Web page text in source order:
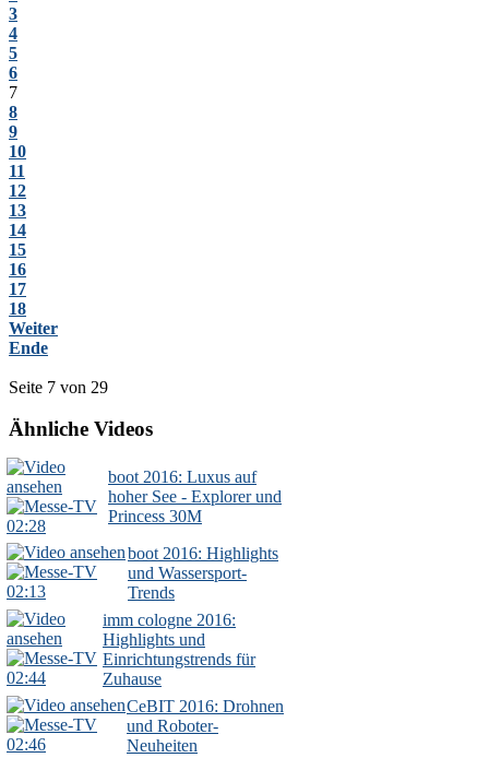
3
4
5
6
7
8
9
10
11
12
13
14
15
16
17
18
Weiter
Ende
Seite 7 von 29
Ähnliche Videos
02:28
boot 2016: Luxus auf
hoher See - Explorer und
Princess 30M
02:13
boot 2016: Highlights
und Wassersport-
Trends
02:44
imm cologne 2016:
Highlights und
Einrichtungstrends für
Zuhause
02:46
CeBIT 2016: Drohnen
und Roboter-
Neuheiten